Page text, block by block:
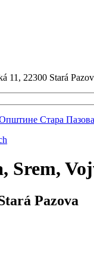
11, 22300 Stará
Srem,
Pazova